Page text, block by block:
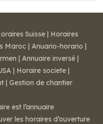
Suisse | Horaires
Maroc | Anuario-horario |
| Annuaire inversé |
| Horaire societe |
| Gestion de chantier
est l’annuaire
les horaires d’ouverture